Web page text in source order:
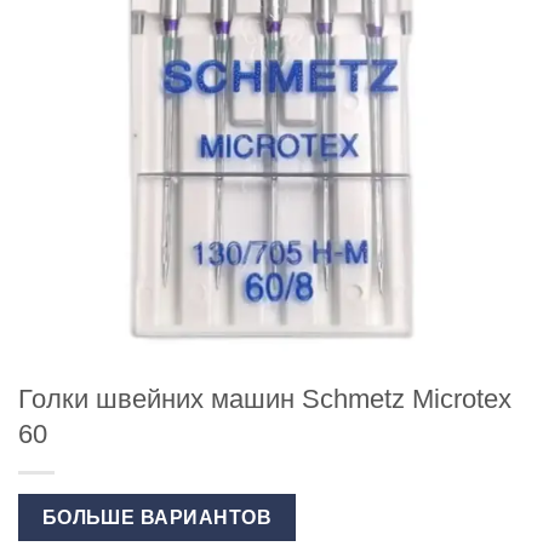
Голки швейних машин Schmetz Microtex
60
БОЛЬШЕ ВАРИАНТОВ